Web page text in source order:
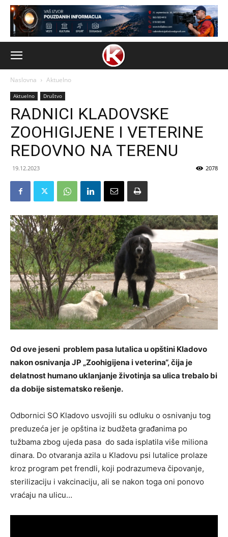
Naslovna Aktuelno
Aktuelno Društvo
RADNICI KLADOVSKE
ZOOHIGIJENE I VETERINE
REDOVNO NA TERENU
19.12.2023 2078
Od ove jeseni problem pasa lutalica u opštini Kladovo
nakon osnivanja JP „Zoohigijena i veterina“, čija je
delatnost humano uklanjanje životinja sa ulica trebalo bi
da dobije sistematsko rešenje.
Odbornici SO Kladovo usvojili su odluku o osnivanju tog
preduzeća jer je opština iz budžeta građanima po
tužbama zbog ujeda pasa do sada isplatila više miliona
dinara. Do otvaranja azila u Kladovu psi lutalice prolaze
kroz program pet frendli, koji podrazumeva čipovanje,
sterilizaciju i vakcinaciju, ali se nakon toga oni ponovo
vraćaju na ulicu…